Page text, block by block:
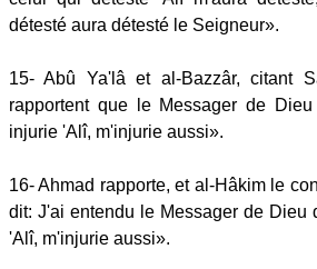
détesté aura détesté le Seigneur».
15- Abû Ya'lâ et al-Bazzâr, citant
rapportent que le Messager de
injurie 'Alî, m'injurie aussi».
16- Ahmad rapporte, et al-Hâkim le
dit: J'ai entendu le Messager de Dieu
'Alî, m'injurie aussi».